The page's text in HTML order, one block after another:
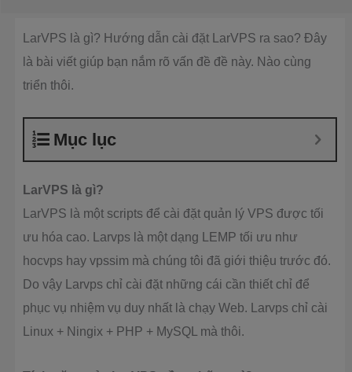
LarVPS là gì? Hướng dẫn cài đặt LarVPS ra sao? Đây
là bài viết giúp bạn nắm rõ vấn đề đề này. Nào cùng
triển thôi.
Mục lục
LarVPS là gì?
LarVPS là một scripts để cài đặt quản lý VPS được tối
ưu hóa cao. Larvps là một dạng LEMP tối ưu như
hocvps hay vpssim mà chúng tôi đã giới thiệu trước đó.
Do vậy Larvps chỉ cài đặt những cái cần thiết chỉ để
phục vụ nhiệm vụ duy nhất là chạy Web. Larvps chỉ cài
Linux + Ningix + PHP + MySQL mà thôi.